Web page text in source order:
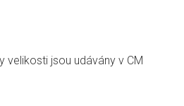
velikosti jsou udávány v CM